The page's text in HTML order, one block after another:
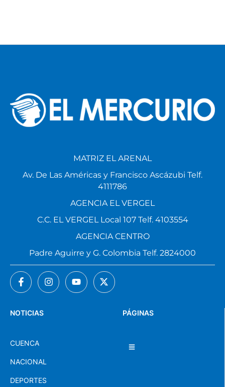
PÁGINAS
NOTICIAS
CUENCA
NACIONAL
DEPORTES
MATRIZ EL ARENAL
Av. De Las Américas y Francisco Ascázubi Telf.
4111786
AGENCIA EL VERGEL
C.C. EL VERGEL Local 107 Telf. 4103554
AGENCIA CENTRO
Padre Aguirre y G. Colombia Telf. 2824000